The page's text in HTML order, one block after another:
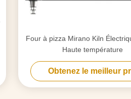
Four à pizza Mirano Kiln
Haute température
Obtenez le meilleur